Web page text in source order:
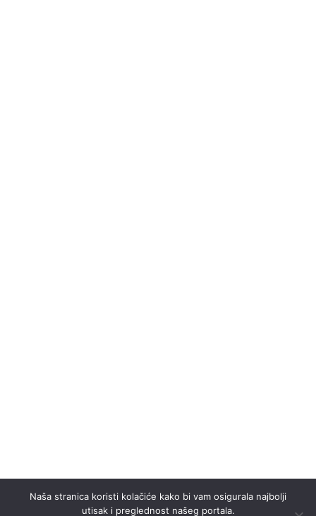
Naša stranica koristi kolačiće kako bi vam osigurala najbolji
utisak i preglednost našeg portala.